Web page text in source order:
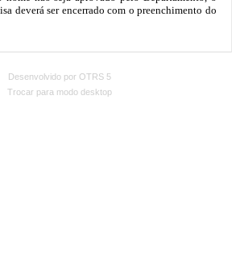
Desenvolvido por OTRS 5
Trocar para modo desktop